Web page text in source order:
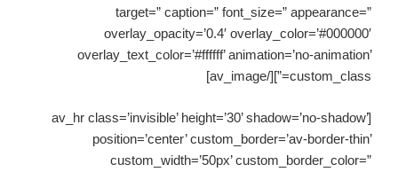
target=” caption=” font_size=” appearance=”
overlay_opacity=’0.4′ overlay_color=’#000000′
overlay_text_color=’#ffffff’ animation=’no-animation’
custom_class=”][/av_image]
[av_hr class=’invisible’ height=’30’ shadow=’no-shadow’
position=’center’ custom_border=’av-border-thin’
custom_width=’50px’ custom_border_color=”